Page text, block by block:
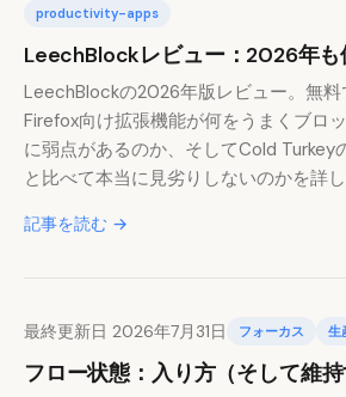
productivity-apps
LeechBlockレビュー：2026年も
LeechBlockの2026年版レビュー。無料
Firefox向け拡張機能が何をうまくブロ
に弱点があるのか、そしてCold Turkey
と比べて本当に見劣りしないのかを詳し
記事を読む →
最終更新日 2026年7月31日 フォーカス 生
フロー状態：入り方（そして維持